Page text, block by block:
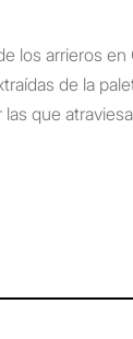
los arrieros
de la
que